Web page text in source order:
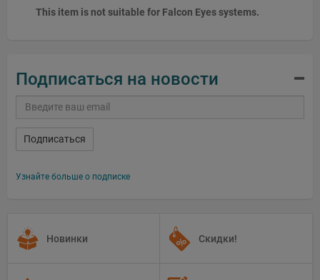
This item is not suitable for Falcon Eyes systems.
Подписаться на новости
Подписаться
Узнайте больше о подписке
Новинки Скидки!